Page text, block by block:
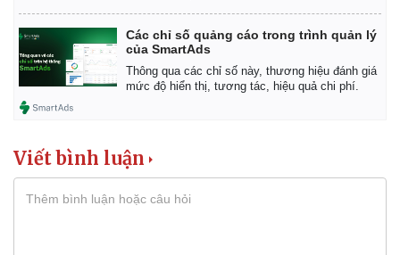
Các chỉ số quảng cáo trong trình quản lý
của SmartAds
Thông qua các chỉ số này, thương hiệu đánh giá
mức độ hiển thị, tương tác, hiệu quả chi phí.
Viết bình luận